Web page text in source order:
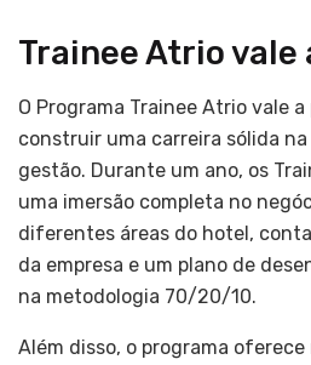
Trainee Atrio vale
O Programa Trainee Atrio vale
construir uma carreira sólida
gestão. Durante um ano, os
uma imersão completa no
diferentes áreas do hotel,
da empresa e um plano de
na metodologia 70/20/10.
Além disso, o programa